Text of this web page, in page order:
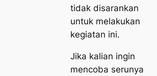
tidak disarankan
untuk melakukan
kegiatan ini.
Jika kalian ingin
mencoba serunya